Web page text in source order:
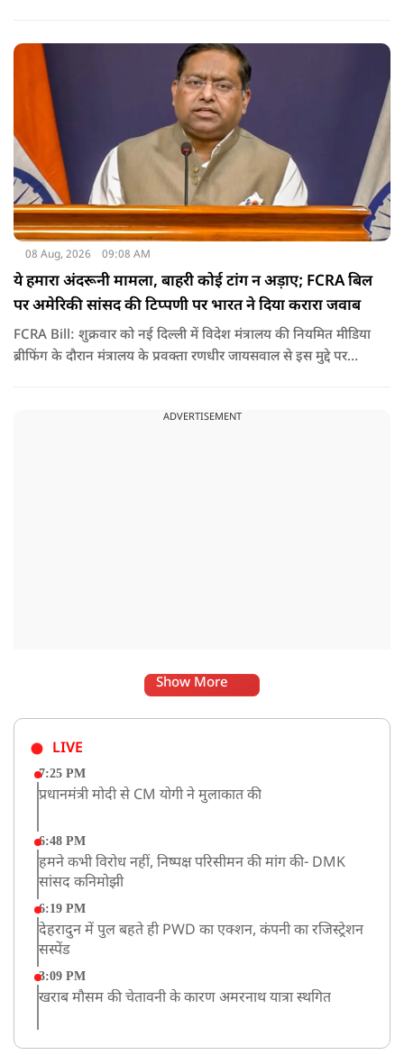
केंद्र बन गई है.
08 Aug, 2026 09:08 AM
ये हमारा अंदरूनी मामला, बाहरी कोई टांग न अड़ाए; FCRA बिल
पर अमेरिकी सांसद की टिप्पणी पर भारत ने दिया करारा जवाब
FCRA Bill: शुक्रवार को नई दिल्ली में विदेश मंत्रालय की नियमित मीडिया
ब्रीफिंग के दौरान मंत्रालय के प्रवक्ता रणधीर जायसवाल से इस मुद्दे पर
ADVERTISEMENT
Show More
LIVE
7:25 PM
प्रधानमंत्री मोदी से CM योगी ने मुलाकात की
6:48 PM
हमने कभी विरोध नहीं, निष्पक्ष परिसीमन की मांग की- DMK
सांसद कनिमोझी
6:19 PM
देहरादुन में पुल बहते ही PWD का एक्शन, कंपनी का रजिस्ट्रेशन
सस्पेंड
3:09 PM
खराब मौसम की चेतावनी के कारण अमरनाथ यात्रा स्थगित